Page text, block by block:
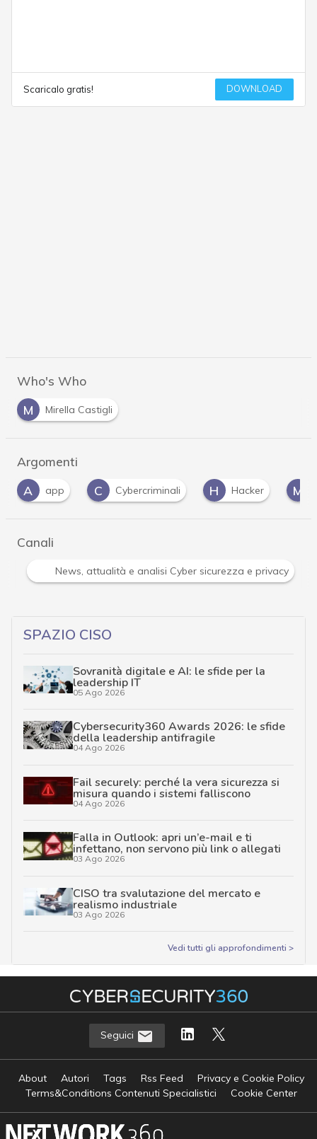
Scaricalo gratis! DOWNLOAD
Who's Who
M
Mirella Castigli
Argomenti
A
app C Cybercriminali H Hacker M
Canali
News, attualità e analisi Cyber sicurezza e privacy
SPAZIO CISO
Sovranità digitale e AI: le sfide per la
leadership IT
05 Ago 2026
Cybersecurity360 Awards 2026: le sfide
della leadership antifragile
04 Ago 2026
Fail securely: perché la vera sicurezza si
misura quando i sistemi falliscono
04 Ago 2026
Falla in Outlook: apri un’e-mail e ti
infettano, non servono più link o allegati
03 Ago 2026
CISO tra svalutazione del mercato e
realismo industriale
03 Ago 2026
Vedi tutti gli approfondimenti >
Seguici
About Autori Tags Rss Feed
Privacy e Cookie Policy
Terms&Conditions Contenuti Specialistici
Cookie Center